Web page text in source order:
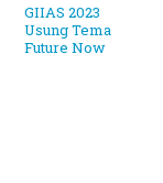
GIIAS 2023
Usung Tema
Future Now